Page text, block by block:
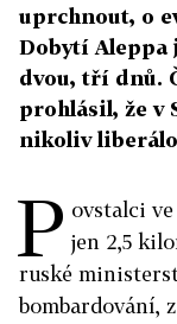
uprchnout, o
Dobytí Aleppa
dvou, tří dnů.
prohlásil, že v
nikoliv
P ovstalci
jen 2,5
ruské
bombardování,